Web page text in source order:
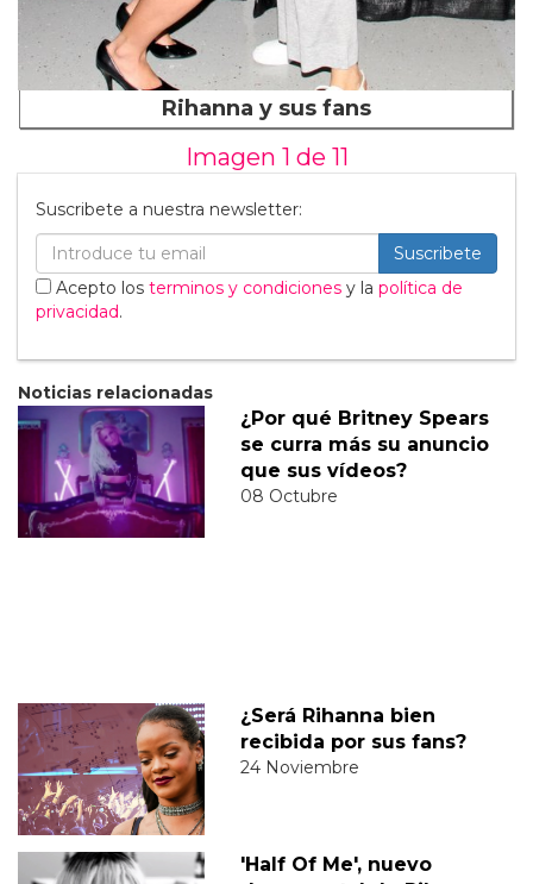
Rihanna y sus fans
Imagen 1 de 11
Suscribete a nuestra newsletter:
Suscribete
Acepto los terminos y condiciones y la política de
privacidad.
Noticias relacionadas
¿Por qué Britney Spears
se curra más su anuncio
que sus vídeos?
08 Octubre
¿Será Rihanna bien
recibida por sus fans?
24 Noviembre
'Half Of Me', nuevo